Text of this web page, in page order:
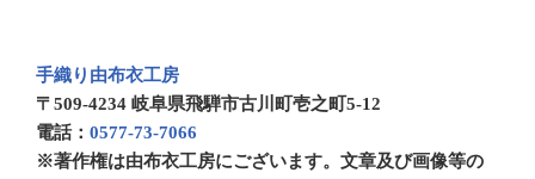
手織り由布衣工房
〒509-4234 岐阜県飛騨市古川町壱之町5-12
電話： 0577-73-7066
※著作権は由布衣工房にございます。文章及び画像等の